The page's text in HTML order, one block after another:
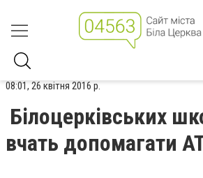
08:01, 26 квітня 2016 р.
Білоцерківських
вчать допомагати